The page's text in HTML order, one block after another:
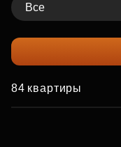
Все
84 квартиры